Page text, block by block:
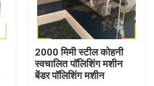
2000 मिमी स्टील कोहनी
स्वचालित पॉलिशिंग मशीन
बेंडर पॉलिशिंग मशीन